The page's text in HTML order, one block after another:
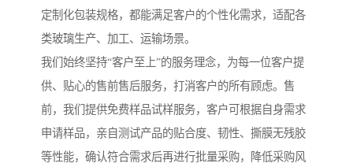
定制化包装规格，都能满足客户的个性化需求，适配各
类玻璃生产、加工、运输场景。
我们始终坚持“客户至上”的服务理念，为每一位客户提
供、贴心的售前售后服务，打消客户的所有顾虑。售
前，我们提供免费样品试样服务，客户可根据自身需求
申请样品，亲自测试产品的贴合度、韧性、撕膜无残胶
等性能，确认符合需求后再进行批量采购，降低采购风